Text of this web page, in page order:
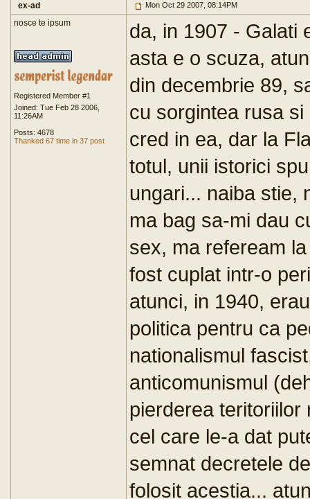
ex-ad Mon Oct 29 2007, 08:14PM
nosce te ipsum
Registered Member #1
Joined: Tue Feb 28 2006,
11:26AM
Posts: 4678
Thanked 67 time in 37 post
da, in 1907 - Galati
asta e o scuza,
din decembrie 89,
cu sorgintea rusa
cred in ea, dar la
totul, unii istorici
ungari... naiba stie,
ma bag sa-mi dau
sex, ma refeream
fost cuplat intr-o
atunci, in 1940,
politica pentru ca
nationalismul
anticomunismul
pierderea
cel care le-a dat
semnat decretele
folosit acestia...